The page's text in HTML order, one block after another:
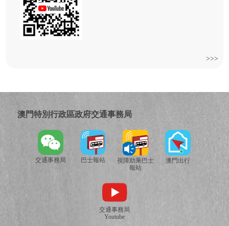
>>>
澳門特別行政區政府交通事務局
交通事務局 巴士報站
視障助乘巴士
報站
澳門出行
交通事務局
Youtube